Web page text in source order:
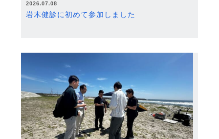
2026.07.08
岩木健診に初めて参加しました